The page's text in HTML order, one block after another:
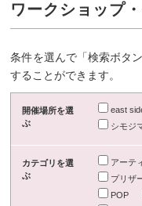
ワークショップ
条件を選んで「検索ボタ
することができます。
開催場所を選
ぶ
east
シモジ
カテゴリを選
ぶ
アーテ
プリザ
POP